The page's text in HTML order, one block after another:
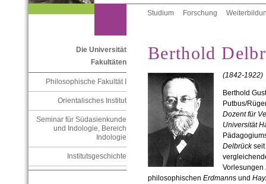
Studium Forschung
Die Universität
Fakultäten
Philosophische Fakultät I
Orientalisches Institut
Seminar für Südasienkunde
und Indologie, Bereich
Indologie
Institutsgeschichte
Berthold
(1842-1922)
Berthold
Putbus/
Dozent für
Universität
Delbrückseit
Vorlesungen
philosophischen Erdmanns und